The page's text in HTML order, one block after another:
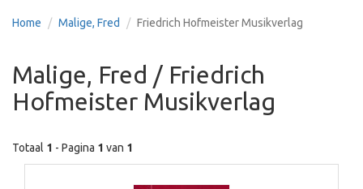
Home Malige, Fred Friedrich Hofmeister Musikverlag
Malige, Fred / Friedrich
Hofmeister Musikverlag
Totaal 1 - Pagina 1 van 1